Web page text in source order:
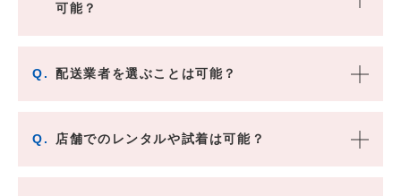
可能？
Q. 配送業者を選ぶことは可能？
Q. 店舗でのレンタルや試着は可能？